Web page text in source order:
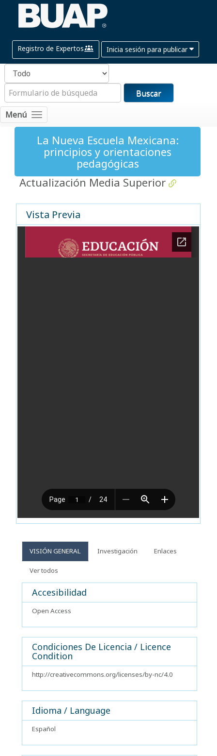
Registro de Expertos Inicia sesión para publicar
Buscar
Menú
La Nueva Escuela Mexicana:
principios y orientaciones
pedagógicas
Actualización Media Superior
Vista Previa
VISIÓN GENERAL Investigación Enlaces
Ver todos
Accesibilidad
Open Access
Condiciones De Licencia / Licence
Condition
http://creativecommons.org/licenses/by-nc/4.0
Idioma / Language
Español